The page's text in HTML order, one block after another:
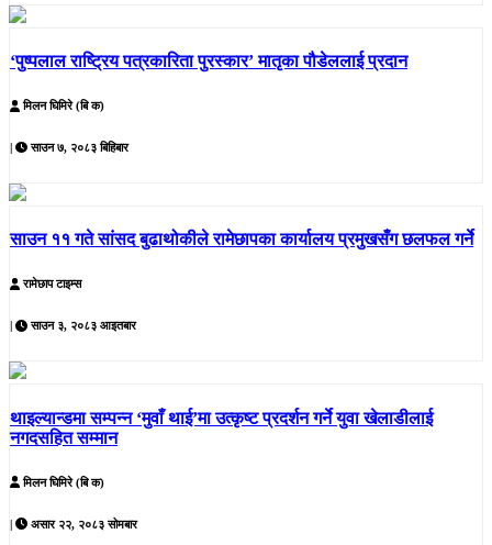
‘पुष्पलाल राष्ट्रिय पत्रकारिता पुरस्कार’ मातृका पौडेललाई प्रदान
मिलन घिमिरे (बि क)
| साउन ७, २०८३ बिहिबार
साउन ११ गते सांसद बुढाथोकीले रामेछापका कार्यालय प्रमुखसँग छलफल गर्ने
रामेछाप टाइम्स
साउन ३, २०८३ आइतबार
थाइल्यान्डमा सम्पन्न ‘मुवाँ थाई’मा उत्कृष्ट प्रदर्शन गर्ने युवा खेलाडीलाई
नगदसहित सम्मान
मिलन घिमिरे (बि क)
| असार २२, २०८३ सोमबार